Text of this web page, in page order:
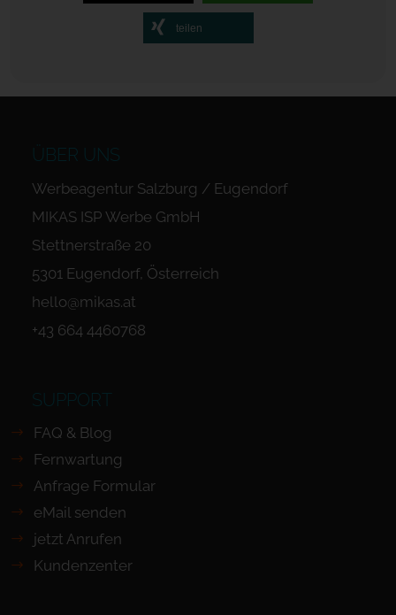
teilen
ÜBER UNS
Werbeagentur Salzburg / Eugendorf
MIKAS ISP Werbe GmbH
Stettnerstraße 20
5301 Eugendorf, Österreich
hello@mikas.at
+43 664 4460768
SUPPORT
FAQ & Blog
Fernwartung
Anfrage Formular
eMail senden
jetzt Anrufen
Kundenzenter